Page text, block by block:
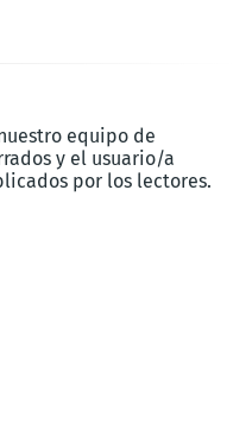
equipo de
y el usuario/a
por los lectores.